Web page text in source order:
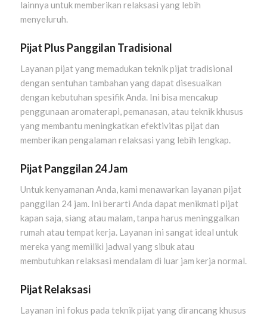
lainnya untuk memberikan relaksasi yang lebih
menyeluruh.
Pijat Plus Panggilan Tradisional
Layanan pijat yang memadukan teknik pijat tradisional
dengan sentuhan tambahan yang dapat disesuaikan
dengan kebutuhan spesifik Anda. Ini bisa mencakup
penggunaan aromaterapi, pemanasan, atau teknik khusus
yang membantu meningkatkan efektivitas pijat dan
memberikan pengalaman relaksasi yang lebih lengkap.
Pijat Panggilan 24 Jam
Untuk kenyamanan Anda, kami menawarkan layanan pijat
panggilan 24 jam. Ini berarti Anda dapat menikmati pijat
kapan saja, siang atau malam, tanpa harus meninggalkan
rumah atau tempat kerja. Layanan ini sangat ideal untuk
mereka yang memiliki jadwal yang sibuk atau
membutuhkan relaksasi mendalam di luar jam kerja normal.
Pijat Relaksasi
Layanan ini fokus pada teknik pijat yang dirancang khusus